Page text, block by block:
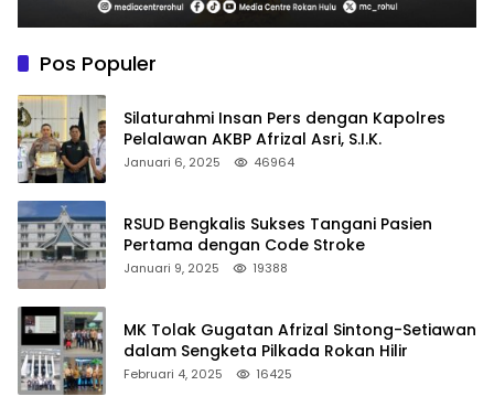
Pos Populer
Silaturahmi Insan Pers dengan Kapolres
Pelalawan AKBP Afrizal Asri, S.I.K.
Januari 6, 2025 46964
RSUD Bengkalis Sukses Tangani Pasien
Pertama dengan Code Stroke
Januari 9, 2025 19388
MK Tolak Gugatan Afrizal Sintong-Setiawan
dalam Sengketa Pilkada Rokan Hilir
Februari 4, 2025 16425